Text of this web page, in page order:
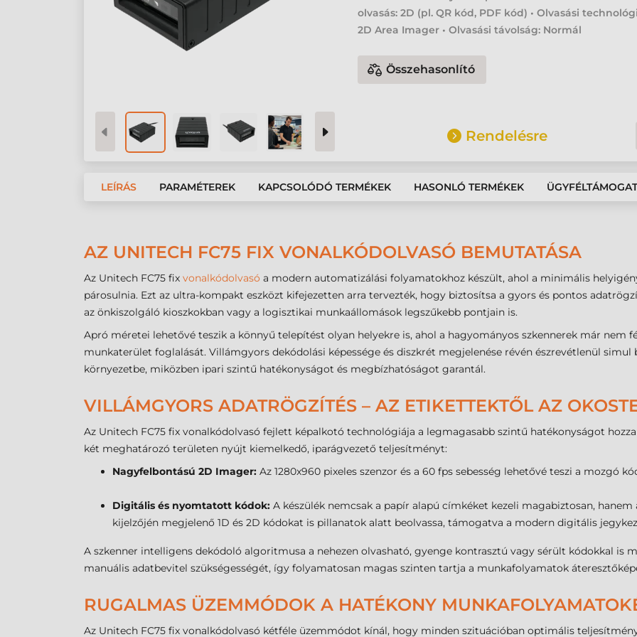
olvasás: 2D (pl. QR kód, PDF kód) • Olvasási
2D Area Imager • Olvasási távolság: Normál
Összehasonlító
Rendelésre
LEÍRÁS PARAMÉTEREK KAPCSOLÓDÓ TERMÉKEK HASONLÓ TERMÉKEK
AZ UNITECH FC75 FIX VONALKÓDOLVASÓ BEMUTATÁSA
Az Unitech FC75 fix vonalkódolvasó a modern automatizálási folyamatokhoz készült, ahol a minimális
párosulnia. Ezt az ultra-kompakt eszközt kifejezetten arra tervezték, hogy biztosítsa a gyors és pontos
az önkiszolgáló kioszkokban vagy a logisztikai munkaállomások legszűkebb pontjain is.
Apró méretei lehetővé teszik a könnyű telepítést olyan helyekre is, ahol a hagyományos szkennerek már nem
munkaterület foglalását. Villámgyors dekódolási képessége és diszkrét megjelenése révén észrevétlenül simul
környezetbe, miközben ipari szintű hatékonyságot és megbízhatóságot garantál.
VILLÁMGYORS ADATRÖGZÍTÉS – AZ ETIKETTEKTŐL AZ
Az Unitech FC75 fix vonalkódolvasó fejlett képalkotó technológiája a legmagasabb szintű hatékonyságot
két meghatározó területen nyújt kiemelkedő, iparágvezető teljesítményt:
Nagyfelbontású 2D Imager: Az 1280x960 pixeles szenzor és a 60 fps sebesség lehetővé teszi a mozgó
Digitális és nyomtatott kódok: A készülék nemcsak a papír alapú címkéket kezeli magabiztosan,
kijelzőjén megjelenő 1D és 2D kódokat is pillanatok alatt beolvassa, támogatva a modern digitális
A szkenner intelligens dekódoló algoritmusa a nehezen olvasható, gyenge kontrasztú vagy sérült kódokkal is
manuális adatbevitel szükségességét, így folyamatosan magas szinten tartja a munkafolyamatok
RUGALMAS ÜZEMMÓDOK A HATÉKONY
Az Unitech FC75 fix vonalkódolvasó kétféle üzemmódot kínál, hogy minden szituációban optimális